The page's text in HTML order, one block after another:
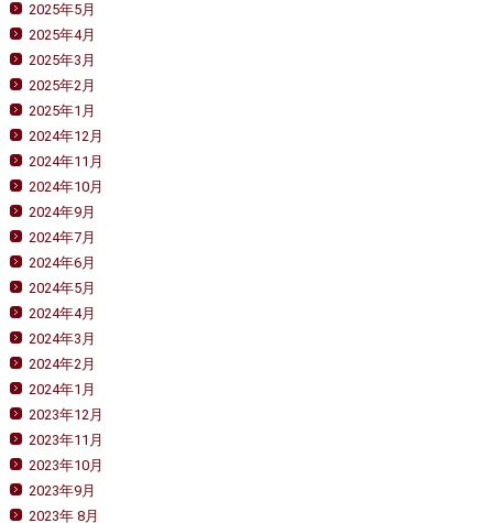
2025年5月
2025年4月
2025年3月
2025年2月
2025年1月
2024年12月
2024年11月
2024年10月
2024年9月
2024年7月
2024年6月
2024年5月
2024年4月
2024年3月
2024年2月
2024年1月
2023年12月
2023年11月
2023年10月
2023年9月
2023年 8月